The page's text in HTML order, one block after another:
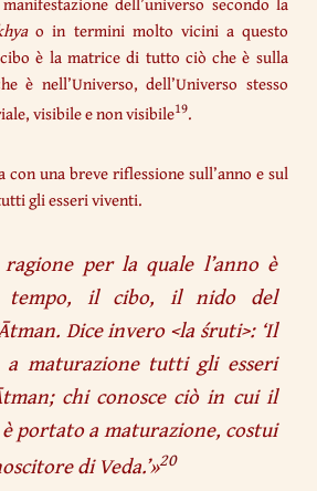
o in termini molto vicini a questo
è la matrice di tutto ciò che è sulla
è nell’Universo, dell’Universo stesso
visibile e non visibile19.
una breve riflessione sull’anno e sul
gli esseri viventi.
per la quale l’anno è
tempo, il cibo, il nido del
Dice invero <la śruti>: ‘Il
maturazione tutti gli esseri
chi conosce ciò in cui il
è portato a maturazione, costui
di Veda.’»20